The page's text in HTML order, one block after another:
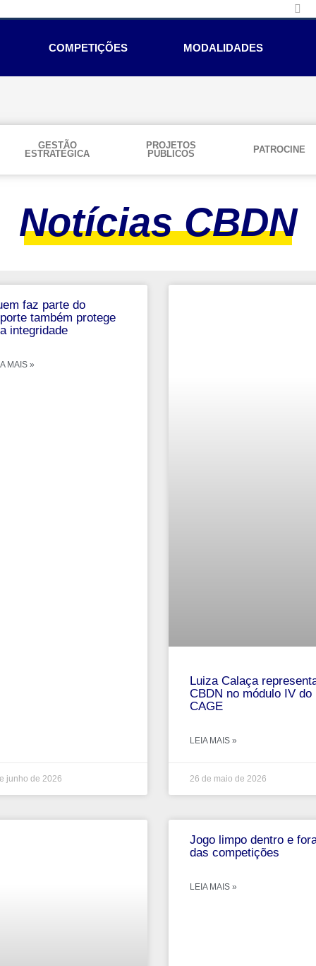
COMPETIÇÕES MODALIDADES
GESTÃO
ESTRATÉGICA
PROJETOS
PÚBLICOS
PATROCINE
Notícias CBDN
faz parte do
também protege
integridade
MAIS »
junho de 2026
Luiza Calaça
CBDN no módulo IV do
CAGE
LEIA MAIS »
26 de maio de 2026
Jogo limpo dentro e
das competições
LEIA MAIS »